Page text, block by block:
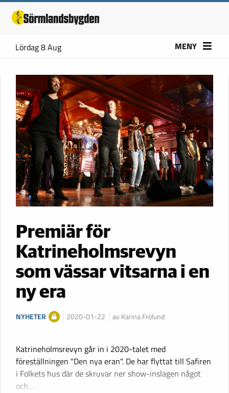
Lördag 8 Aug MENY
Premiär för
Katrineholmsrevyn
som vässar vitsarna i en
ny era
NYHETER 2020-01-22 av Karina Frölund
Katrineholmsrevyn går in i 2020-talet med
föreställningen "Den nya eran". De har flyttat till Safiren
i Folkets hus där de skruvar ner show-inslagen något
och…